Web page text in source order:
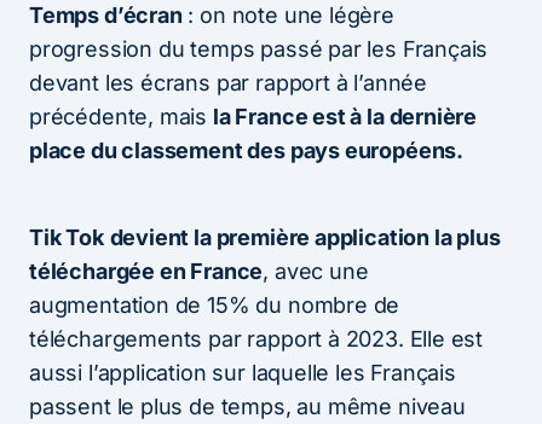
Temps d’écran : on note une légère
progression du temps passé par les Français
devant les écrans par rapport à l’année
précédente, mais la France est à la dernière
place du classement des pays européens.
Tik Tok devient la première application la plus
téléchargée en France, avec une
augmentation de 15% du nombre de
téléchargements par rapport à 2023. Elle est
aussi l’application sur laquelle les Français
passent le plus de temps, au même niveau